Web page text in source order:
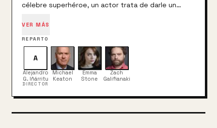
célebre superhéroe, un actor trata de darle un
preparándose para el estreno de una obra teatral
en Broadway.
VER MÁS
REPARTO
A
Alejandro
G. Iñárritu
DIRECTOR
Michael
Keaton
Emma
Stone
Zach
Galifianakis